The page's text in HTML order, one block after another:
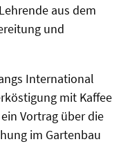
aus dem
und
International
mit Kaffee
Vortrag über die
im Gartenbau